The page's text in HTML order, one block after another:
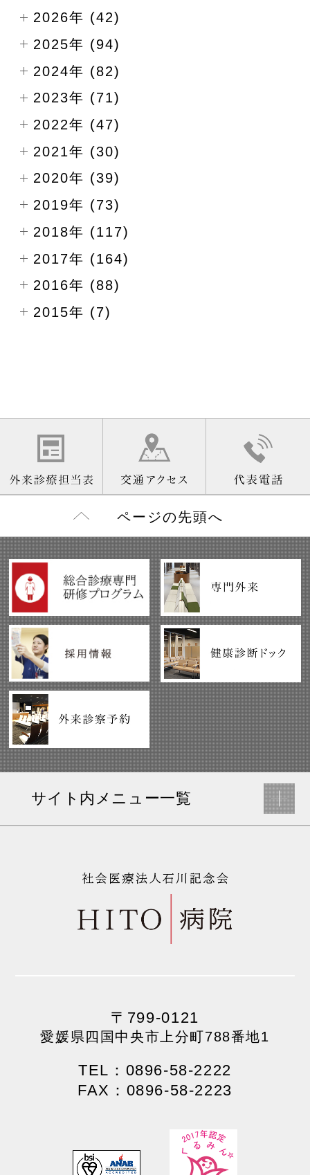
2026年 (42)
2025年 (94)
2024年 (82)
2023年 (71)
2022年 (47)
2021年 (30)
2020年 (39)
2019年 (73)
2018年 (117)
2017年 (164)
2016年 (88)
2015年 (7)
ページの先頭へ
サイト内メニュー一覧
〒799-0121
愛媛県四国中央市上分町788番地1
TEL：0896-58-2222
FAX：0896-58-2223